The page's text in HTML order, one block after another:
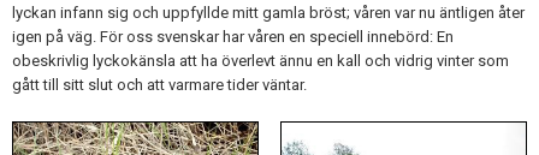
lyckan infann sig och uppfyllde mitt gamla bröst; våren var nu äntligen åter
igen på väg. För oss svenskar har våren en speciell innebörd: En
obeskrivlig lyckokänsla att ha överlevt ännu en kall och vidrig vinter som
gått till sitt slut och att varmare tider väntar.